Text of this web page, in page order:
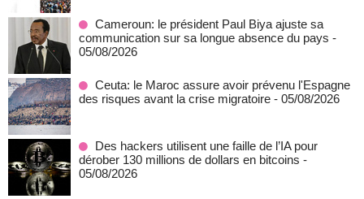
Cameroun: le président Paul Biya ajuste sa
communication sur sa longue absence du pays -
05/08/2026
Ceuta: le Maroc assure avoir prévenu l'Espagne
des risques avant la crise migratoire - 05/08/2026
Des hackers utilisent une faille de l’IA pour
dérober 130 millions de dollars en bitcoins -
05/08/2026